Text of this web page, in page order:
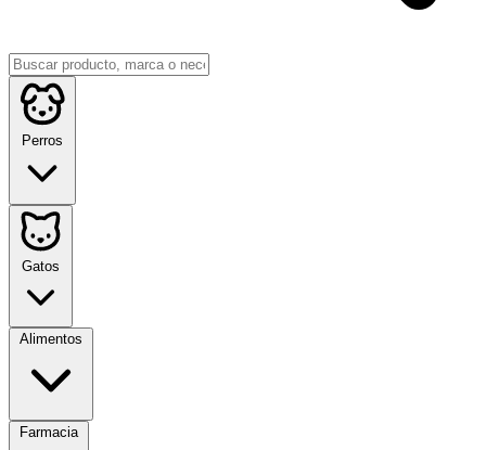
Perros
Gatos
Alimentos
Farmacia